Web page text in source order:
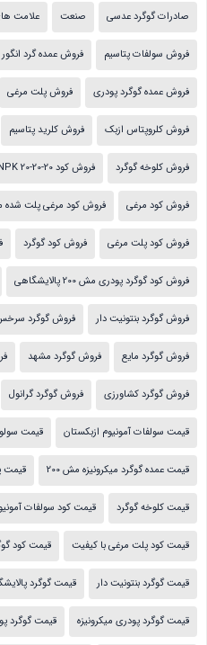
صادرات گوگرد عدسی صنعت علامت
فروش سولفات پتاسیم فروش عمده گرد انگور
فروش عمده گوگرد پودری فروش پلت مرغی
فروش کلروپتاس ازبک فروش کلرید پتاسیم
فروش کلوخه گوگرد فروش کود NPK 20-20-20
فروش کود مرغی فروش کود مرغی پلت شده
فروش کود پلت مرغی فروش کود گوگرد
فروش کود گوگرد پودری مش 200 پالایشگاهی
فروش گوگرد بنتونیت دار فروش گوگرد
فروش گوگرد مایع فروش گوگرد مشهد
فروش گوگرد کشاورزی فروش گوگرد گرانول
قیمت سولفات آمونیوم ازبکستان قیمت
قیمت عمده گوگرد میکرونیزه مش 200 قیمت
قیمت کلوخه گوگرد قیمت کود سولفات
قیمت کود پلت مرغی با کیفیت قیمت کود گوگرد
قیمت گوگرد بنتونیت دار قیمت گوگرد
قیمت گوگرد پودری میکرونیزه قیمت گوگرد